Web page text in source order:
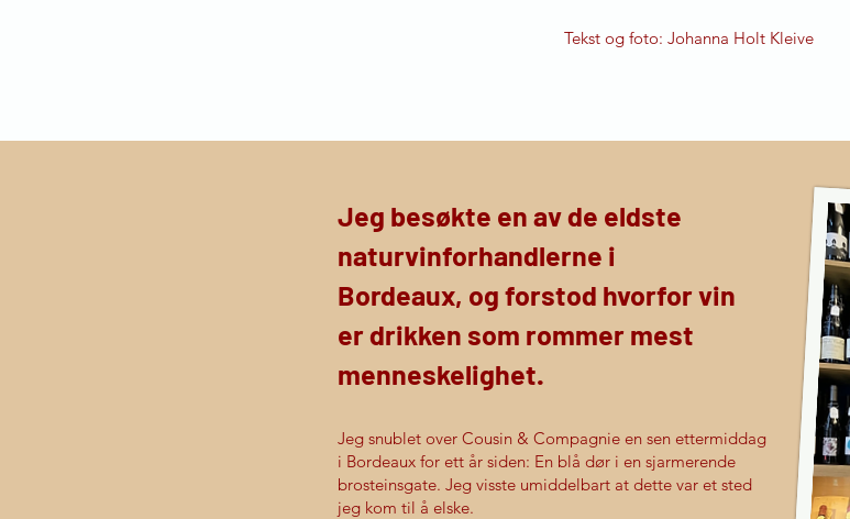
Tekst og foto: Johanna Holt Kleive
Jeg besøkte en av de eldste
naturvinforhandlerne i
Bordeaux, og forstod hvorfor vin
er drikken som rommer mest
menneskelighet.
Jeg snublet over Cousin & Compagnie en sen ettermiddag
i Bordeaux for ett år siden: En blå dør i en sjarmerende
brosteinsgate. Jeg visste umiddelbart at dette var et sted
jeg kom til å elske.